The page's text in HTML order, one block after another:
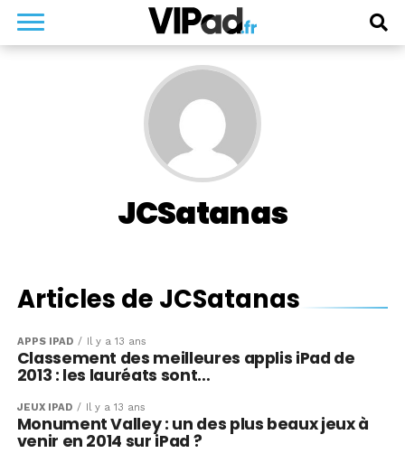
JCSatanas
Articles de JCSatanas
APPS IPAD Il y a 13 ans
Classement des meilleures applis iPad de
2013 : les lauréats sont…
JEUX IPAD Il y a 13 ans
Monument Valley : un des plus beaux jeux à
venir en 2014 sur iPad ?